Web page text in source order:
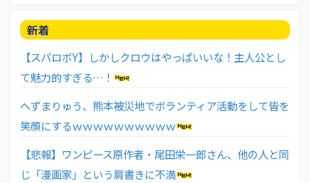
新着
【スパロボY】しかしクロウはやっぱいいな！主人公とし
て魅力的すぎる…！
へずまりゅう、熊本被災地でボランティア活動をして皆を
笑顔にするｗｗｗｗｗｗｗｗｗｗ
【悲報】ワンピース原作者・尾田栄一郎さん、他の人と同
じ「漫画家」という肩書きに不満